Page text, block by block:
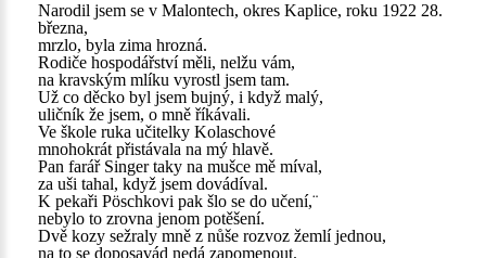
Narodil jsem se v Malontech, okres Kaplice, roku 1922 28.
března,
mrzlo, byla zima hrozná.
Rodiče hospodářství měli, nelžu vám,
na kravským mlíku vyrostl jsem tam.
Už co děcko byl jsem bujný, i když malý,
uličník že jsem, o mně říkávali.
Ve škole ruka učitelky Kolaschové
mnohokrát přistávala na mý hlavě.
Pan farář Singer taky na mušce mě míval,
za uši tahal, když jsem dovádíval.
K pekaři Pöschkovi pak šlo se do učení,¨
nebylo to zrovna jenom potěšení.
Dvě kozy sežraly mně z nůše rozvoz žemlí jednou,
na to se doposavád nedá zapomenout.